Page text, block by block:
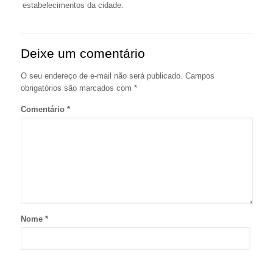
estabelecimentos da cidade.
Deixe um comentário
O seu endereço de e-mail não será publicado. Campos
obrigatórios são marcados com *
Comentário *
Nome *